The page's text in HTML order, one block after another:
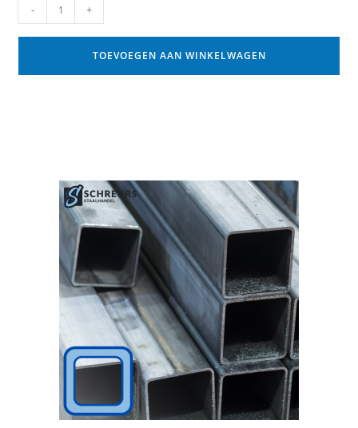
- +
TOEVOEGEN AAN WINKELWAGEN